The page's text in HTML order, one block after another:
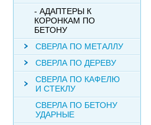
- АДАПТЕРЫ К
КОРОНКАМ ПО
БЕТОНУ
СВЕРЛА ПО МЕТАЛЛУ
СВЕРЛА ПО ДЕРЕВУ
СВЕРЛА ПО КАФЕЛЮ
И СТЕКЛУ
СВЕРЛА ПО БЕТОНУ
УДАРНЫЕ